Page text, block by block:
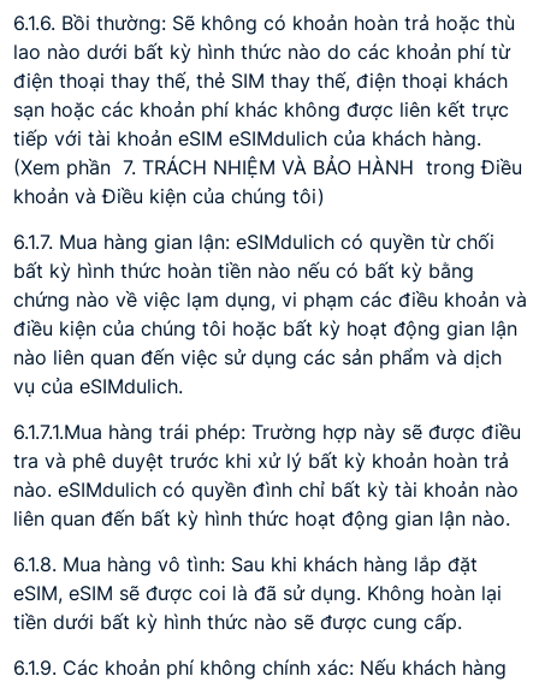
6.1.6. Bồi thường: Sẽ không có khoản hoàn trả hoặc thù
lao nào dưới bất kỳ hình thức nào do các khoản phí từ
điện thoại thay thế, thẻ SIM thay thế, điện thoại khách
sạn hoặc các khoản phí khác không được liên kết trực
tiếp với tài khoản eSIM eSIMdulich của khách hàng.
(Xem phần 7. TRÁCH NHIỆM VÀ BẢO HÀNH trong Điều
khoản và Điều kiện của chúng tôi)
6.1.7. Mua hàng gian lận: eSIMdulich có quyền từ chối
bất kỳ hình thức hoàn tiền nào nếu có bất kỳ bằng
chứng nào về việc lạm dụng, vi phạm các điều khoản và
điều kiện của chúng tôi hoặc bất kỳ hoạt động gian lận
nào liên quan đến việc sử dụng các sản phẩm và dịch
vụ của eSIMdulich.
6.1.7.1.Mua hàng trái phép: Trường hợp này sẽ được điều
tra và phê duyệt trước khi xử lý bất kỳ khoản hoàn trả
nào. eSIMdulich có quyền đình chỉ bất kỳ tài khoản nào
liên quan đến bất kỳ hình thức hoạt động gian lận nào.
6.1.8. Mua hàng vô tình: Sau khi khách hàng lắp đặt
eSIM, eSIM sẽ được coi là đã sử dụng. Không hoàn lại
tiền dưới bất kỳ hình thức nào sẽ được cung cấp.
6.1.9. Các khoản phí không chính xác: Nếu khách hàng